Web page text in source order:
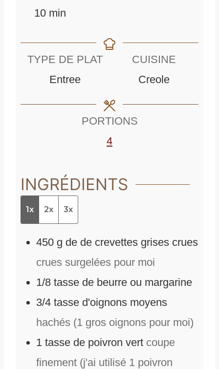
10m
n
u
min
u
s
t
TYPE DE PLAT
Entree
CUISINE
Creole
PORTIONS
4
INGRÉDIENTS
1x 2x 3x
450 g de de crevettes grises crues
crues surgelées pour moi
1/8 tasse de beurre ou margarine
3/4 tasse d'oignons moyens
hachés (1 gros oignons pour moi)
1 tasse de poivron vert coupe
finement (j'ai utilisé 1 poivron